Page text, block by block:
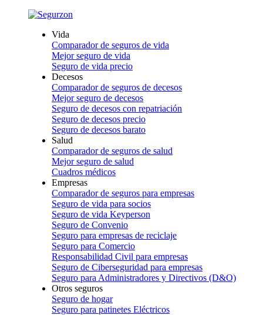
Vida
Comparador de seguros de vida
Mejor seguro de vida
Seguro de vida precio
Decesos
Comparador de seguros de decesos
Mejor seguro de decesos
Seguro de decesos con repatriación
Seguro de decesos precio
Seguro de decesos barato
Salud
Comparador de seguros de salud
Mejor seguro de salud
Cuadros médicos
Empresas
Comparador de seguros para empresas
Seguro de vida para socios
Seguro de vida Keyperson
Seguro de Convenio
Seguro para empresas de reciclaje
Seguro para Comercio
Responsabilidad Civil para empresas
Seguro de Ciberseguridad para empresas
Seguro para Administradores y Directivos (D&O)
Otros seguros
Seguro de hogar
Seguro para patinetes Eléctricos